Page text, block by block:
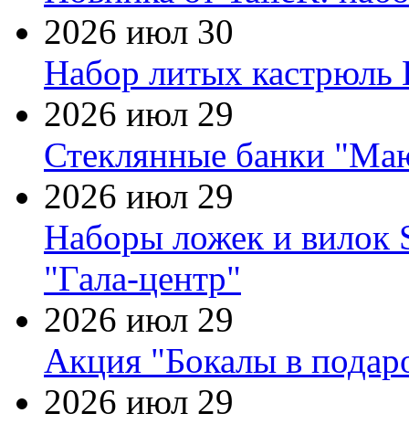
2026 июл 30
Набор литых кастрюль
2026 июл 29
Стеклянные банки
2026 июл 29
Наборы ложек и вилок
"Гала-центр"
2026 июл 29
Акция "Бокалы в
2026 июл 29